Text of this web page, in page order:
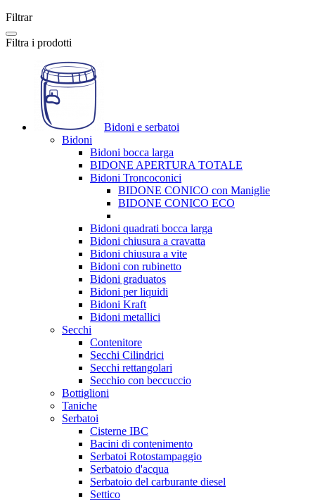
Filtrar
Filtra i prodotti
Bidoni e serbatoi
Bidoni
Bidoni bocca larga
BIDONE APERTURA TOTALE
Bidoni Troncoconici
BIDONE CONICO con Maniglie
BIDONE CONICO ECO
Bidoni quadrati bocca larga
Bidoni chiusura a cravatta
Bidoni chiusura a vite
Bidoni con rubinetto
Bidoni graduatos
Bidoni per liquidi
Bidoni Kraft
Bidoni metallici
Secchi
Contenitore
Secchi Cilindrici
Secchi rettangolari
Secchio con beccuccio
Bottiglioni
Taniche
Serbatoi
Cisterne IBC
Bacini di contenimento
Serbatoi Rotostampaggio
Serbatoio d'acqua
Serbatoio del carburante diesel
Settico